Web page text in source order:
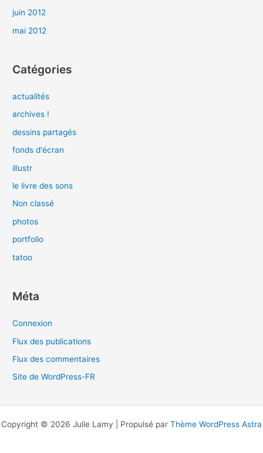
juin 2012
mai 2012
Catégories
actualités
archives !
dessins partagés
fonds d'écran
illustr
le livre des sons
Non classé
photos
portfolio
tatoo
Méta
Connexion
Flux des publications
Flux des commentaires
Site de WordPress-FR
Copyright © 2026 Julie Lamy | Propulsé par Thème WordPress Astra